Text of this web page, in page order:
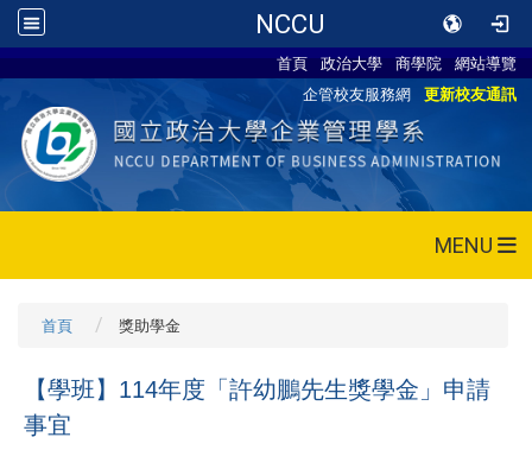
NCCU
首頁 政治大學 商學院
網站導覽
企管校友服務網
更新校友通訊
MENU
首頁 獎助學金
【學班】114年度「許幼鵬先生獎學金」申請
事宜